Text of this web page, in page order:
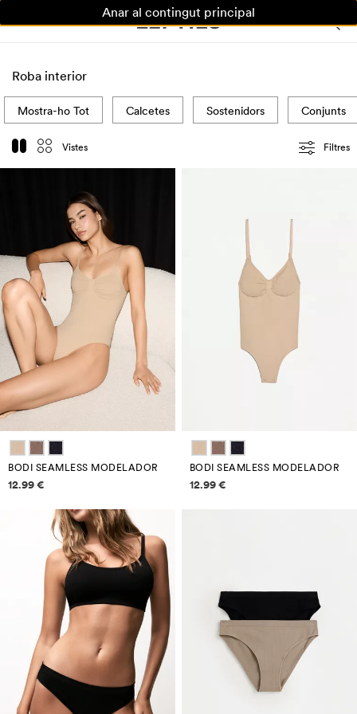
Anar al contingut principal
Roba interior
Vistes Filtres
Mostra-ho Tot Calcetes Sostenidors Conjunts
BODI SEAMLESS MODELADOR
Informació de preus
12.99 €
BODI SEAMLESS MODELADOR
Informació de preus
12.99 €